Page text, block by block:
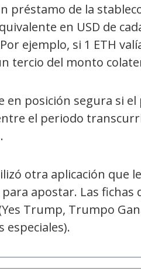
préstamo de la
en USD de
ejemplo, si 1 ETH
tercio del monto
posición segura si el
el periodo
otra aplicación que
apostar. Las
Trump, Trumpo
especiales).